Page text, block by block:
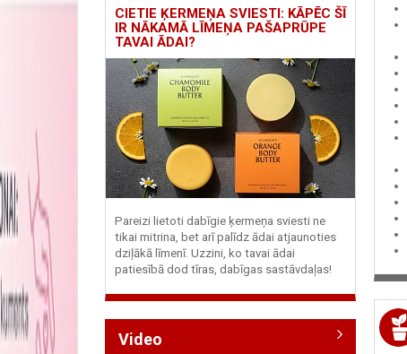
CIETIE ĶERMEŅA SVIESTI: KĀPĒC ŠĪ
IR NĀKAMĀ LĪMEŅA PAŠAPRŪPE
TAVAI ĀDAI?
Pareizi lietoti dabīgie ķermeņa sviesti ne
tikai mitrina, bet arī palīdz ādai atjaunoties
dziļākā līmenī. Uzzini, ko tavai ādai
patiesībā dod tīras, dabīgas sastāvdaļas!
Video